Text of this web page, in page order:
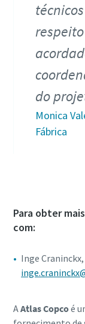
do
Monica
Fábrica
Para obter
com:
Inge
AAtlas Copcoé